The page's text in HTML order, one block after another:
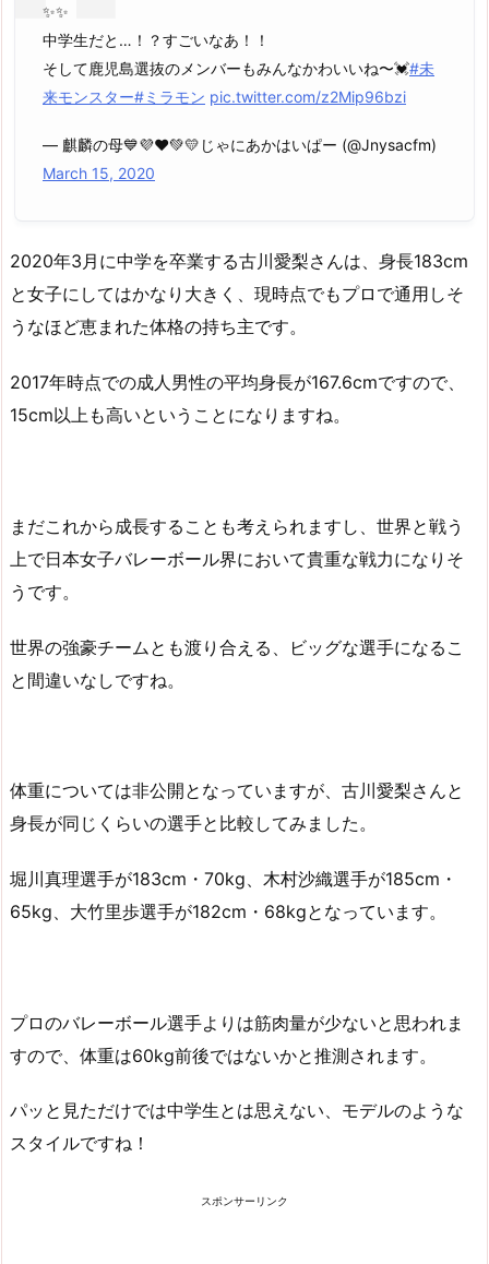
✨✨
中学生だと…！？すごいなあ！！
そして鹿児島選抜のメンバーもみんなかわいいね〜💓#未
来モンスター#ミラモン pic.twitter.com/z2Mip96bzi
— 麒麟の母💙💜❤💚💛じゃにあかはいぱー (@Jnysacfm)
March 15, 2020
2020年3月に中学を卒業する古川愛梨さんは、身長183cm
と女子にしてはかなり大きく、現時点でもプロで通用しそ
うなほど恵まれた体格の持ち主です。
2017年時点での成人男性の平均身長が167.6cmですので、
15cm以上も高いということになりますね。
まだこれから成長することも考えられますし、世界と戦う
上で日本女子バレーボール界において貴重な戦力になりそ
うです。
世界の強豪チームとも渡り合える、ビッグな選手になるこ
と間違いなしですね。
体重については非公開となっていますが、古川愛梨さんと
身長が同じくらいの選手と比較してみました。
堀川真理選手が183cm・70kg、木村沙織選手が185cm・
65kg、大竹里歩選手が182cm・68kgとなっています。
プロのバレーボール選手よりは筋肉量が少ないと思われま
すので、体重は60kg前後ではないかと推測されます。
パッと見ただけでは中学生とは思えない、モデルのような
スタイルですね！
スポンサーリンク